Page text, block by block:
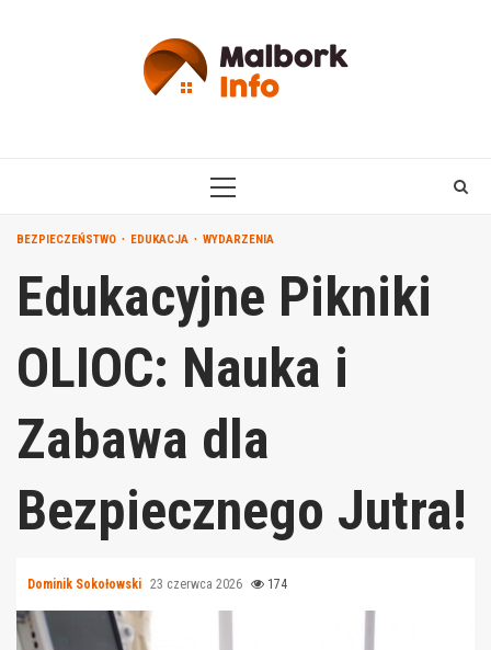
PRIMARY
BEZPIECZEŃSTWO EDUKACJA WYDARZENIA
Edukacyjne Pikniki
OLIOC: Nauka i
Zabawa dla
Bezpiecznego Jutra!
Dominik Sokołowski 23 czerwca 2026 174